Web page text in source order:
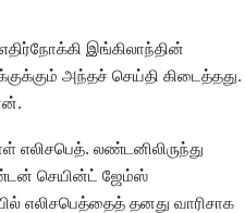
இங்கிலாந்தின்
அந்தச் செய்தி கிடைத்தது.
எலிசபெத். லண்டனிலிருந்து
செயின்ட் ஜேம்ஸ்
எலிசபெத்தைத் தனது வாரிசாக